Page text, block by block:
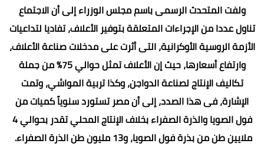
ولفت المتحدث الرسمى باسم مجلس الوزراء إلى أن الاجتماع
تناول عددا من الإجراءات المتعلقة بتوفير الأعلاف، تفاديا لتداعيات
الأزمة الروسية الأوكرانية، التى أثرت على مدخلات صناعة الأعلاف،
وارتفاع أسعارها، حيث إن الأعلاف تمثل حوالي 75% من جملة
تكاليف الإنتاج لصناعة الدواجن، وكذا تربية المواشي، وتمت
الإشارة، فى هذا الصدد، إلى أن مصر تستورد سنوياً كميات من
فول الصويا والذرة الصفراء بخلاف الإنتاج المحلي تقدر بحوالي 4
ملايين طن من بذرة فول الصويا، و13 مليون طن الذرة الصفراء.